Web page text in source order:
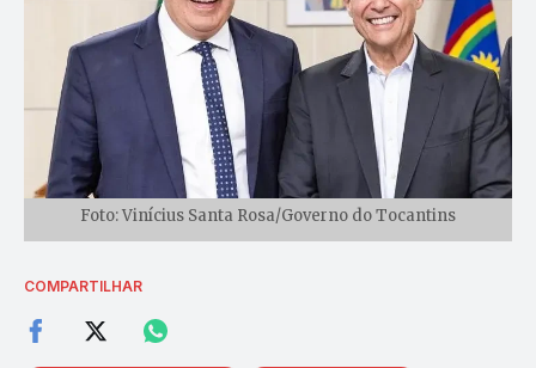
Foto: Vinícius Santa Rosa/Governo do Tocantins
COMPARTILHAR